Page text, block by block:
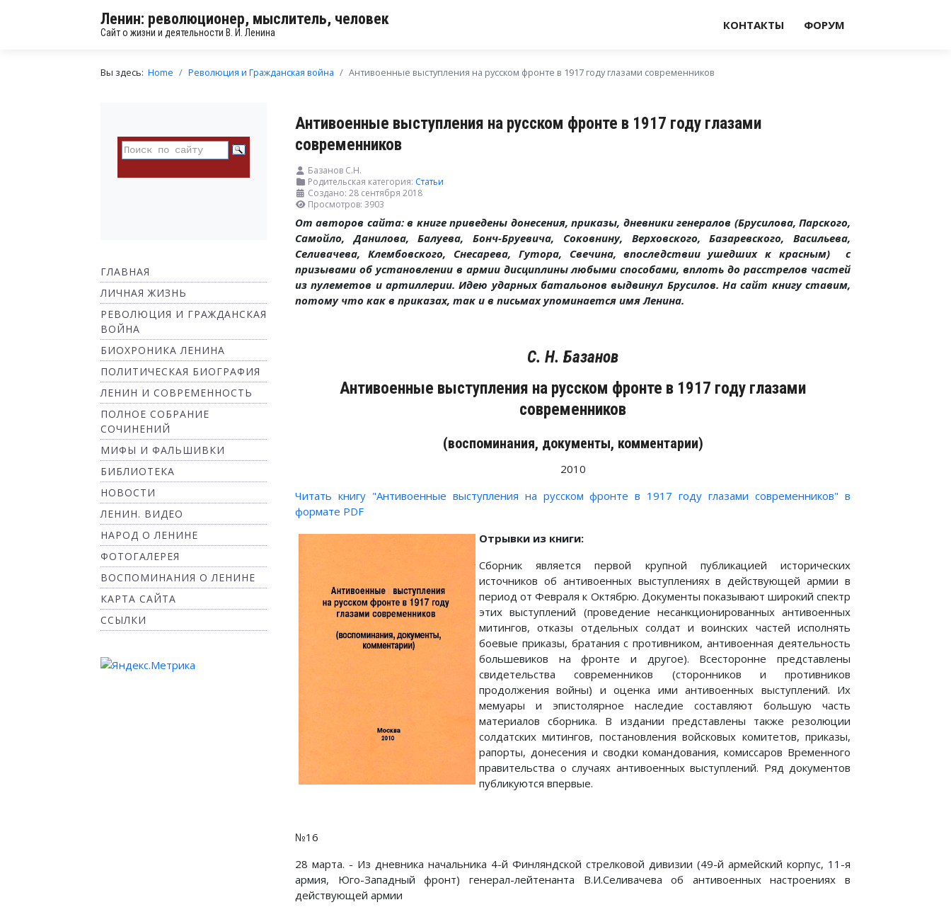
Ленин: революционер, мыслитель, человек
Сайт о жизни и деятельности В. И. Ленина
КОНТАКТЫ ФОРУМ
Вы здесь: Home Революция и Гражданская война Антивоенные выступления на русском фронте в 1917 году глазами современников
ГЛАВНАЯ
ЛИЧНАЯ ЖИЗНЬ
РЕВОЛЮЦИЯ И ГРАЖДАНСКАЯ
ВОЙНА
БИОХРОНИКА ЛЕНИНА
ПОЛИТИЧЕСКАЯ БИОГРАФИЯ
ЛЕНИН И СОВРЕМЕННОСТЬ
ПОЛНОЕ СОБРАНИЕ
СОЧИНЕНИЙ
МИФЫ И ФАЛЬШИВКИ
БИБЛИОТЕКА
НОВОСТИ
ЛЕНИН. ВИДЕО
НАРОД О ЛЕНИНЕ
ФОТОГАЛЕРЕЯ
ВОСПОМИНАНИЯ О ЛЕНИНЕ
КАРТА САЙТА
ССЫЛКИ
Антивоенные выступления на русском фронте в 1917 году глазами
современников
Базанов С.Н.
Родительская категория: Статьи
Создано: 28 сентября 2018
Просмотров: 3903
От авторов сайта: в книге приведены донесения, приказы, дневники генералов (Брусилова, Парского,
Самойло, Данилова, Балуева, Бонч-Бруевича, Соковнину, Верховского, Базаревского, Васильева,
Селивачева, Клембовского, Снесарева, Гутора, Свечина, впоследствии ушедших к красным) с
призывами об установлении в армии дисциплины любыми способами, вплоть до расстрелов частей
из пулеметов и артиллерии. Идею ударных батальонов выдвинул Брусилов. На сайт книгу ставим,
потому что как в приказах, так и в письмах упоминается имя Ленина.
С. Н. Базанов
Антивоенные выступления на русском фронте в 1917 году глазами
современников
(воспоминания, документы, комментарии)
2010
Читать книгу "Антивоенные выступления на русском фронте в 1917 году глазами современников" в
формате PDF
Отрывки из книги:
Сборник является первой крупной публикацией исторических
источников об антивоенных выступлениях в действующей армии в
период от Февраля к Октябрю. Документы показывают широкий спектр
этих выступлений (проведение несанкционированных антивоенных
митингов, отказы отдельных солдат и воинских частей исполнять
боевые приказы, братания с противником, антивоенная деятельность
большевиков на фронте и другое). Всесторонне представлены
свидетельства современников (сторонников и противников
продолжения войны) и оценка ими антивоенных выступлений. Их
мемуары и эпистолярное наследие составляют большую часть
материалов сборника. В издании представлены также резолюции
солдатских митингов, постановления войсковых комитетов, приказы,
рапорты, донесения и сводки командования, комиссаров Временного
правительства о случаях антивоенных выступлений. Ряд документов
публикуются впервые.
№16
28 марта. - Из дневника начальника 4-й Финляндской стрелковой дивизии (49-й армейский корпус, 11-я
армия, Юго-Западный фронт) генерал-лейтенанта В.И.Селивачева об антивоенных настроениях в
действующей армии